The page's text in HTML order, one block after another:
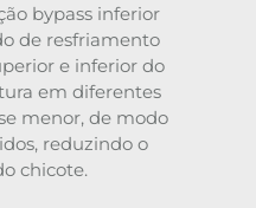
bypass inferior
de resfriamento
e inferior do
em diferentes
menor, de modo
reduzindo o
chicote.